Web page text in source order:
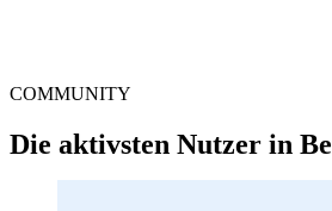
COMMUNITY
Die aktivsten Nutzer in